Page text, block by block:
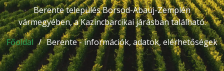
Berente település Borsod-Abaúj-Zemplén
vármegyében, a Kazincbarcikai járásban található.
Főoldal
Berente - információk, adatok, elérhetőségek